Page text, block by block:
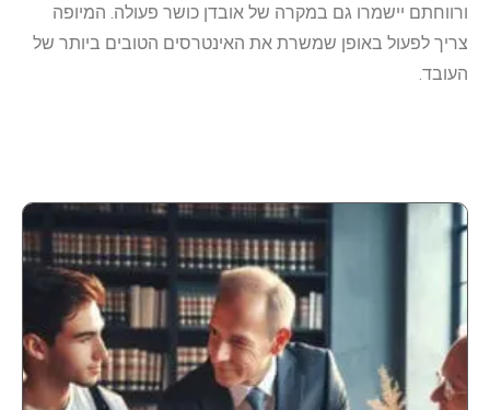
ורווחתם יישמרו גם במקרה של אובדן כושר פעולה. המיופה
צריך לפעול באופן שמשרת את האינטרסים הטובים ביותר של
העובד.